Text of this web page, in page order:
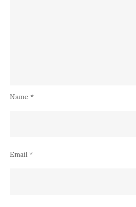
Name *
Email *